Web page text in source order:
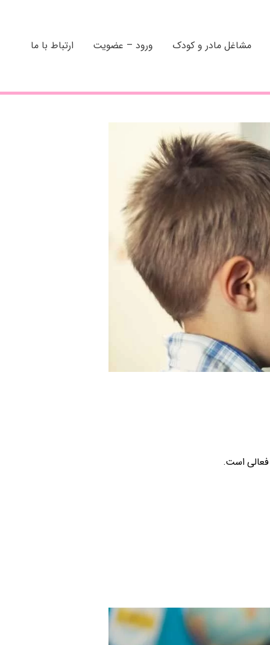
مشاغل مادر و کودک ورود – عضویت ارتباط با ما